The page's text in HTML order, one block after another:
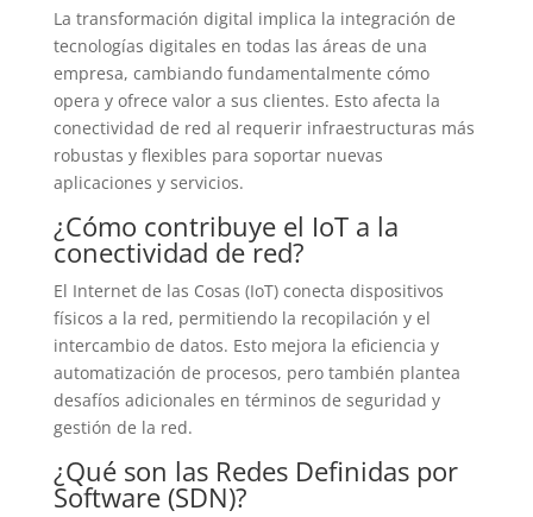
La transformación digital implica la integración de
tecnologías digitales en todas las áreas de una
empresa, cambiando fundamentalmente cómo
opera y ofrece valor a sus clientes. Esto afecta la
conectividad de red al requerir infraestructuras más
robustas y flexibles para soportar nuevas
aplicaciones y servicios.
¿Cómo contribuye el IoT a la
conectividad de red?
El Internet de las Cosas (IoT) conecta dispositivos
físicos a la red, permitiendo la recopilación y el
intercambio de datos. Esto mejora la eficiencia y
automatización de procesos, pero también plantea
desafíos adicionales en términos de seguridad y
gestión de la red.
¿Qué son las Redes Definidas por
Software (SDN)?